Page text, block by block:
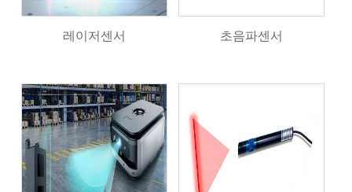
레이저센서 초음파센서